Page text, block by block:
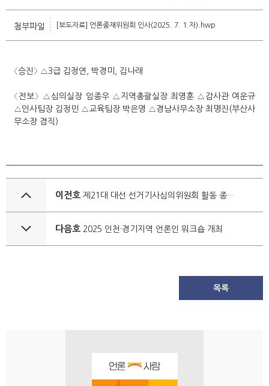
첨부파일 [보도자료] 언론중재위원회 인사(2025. 7. 1.자).hwp
〈승진 〉 △ 3급 김정연 박경미 김나래
〈전보 〉 △심의실장 임종우 △ 지역총괄실장 최영훈 △ 감사관 여운규
△ 인사팀장 김정민 △ 교육팀장 박은영 △ 경남사무소장 최명진 (부산사
무소장 겸직 )
이전호 제21대 대선 선거기사심의위원회 활동 종료... 생성형 AI 활용 신유형 보도 첫 심의
다음호 2025 인천·경기지역 언론인 워크숍 개최
목록